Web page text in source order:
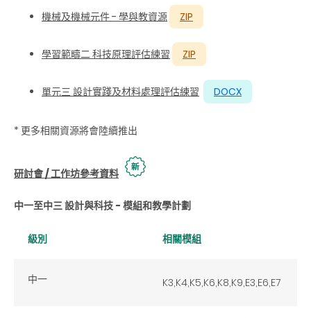
機械及機械元件- 學與教資源 ZIP
學習範疇二 科技原理評估練習 ZIP
單元三 設計實踐及材料處理評估練習 DOCX
* 更多相關資源將會陸續推出
研討會 / 工作坊參考資料
中一至中三 設計與科技 - 模組和教學計劃
級別 相關模組
中一 K3,K4,K5,K6,K8,K9,E3,E6,E7